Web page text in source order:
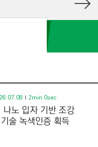
2min 0sec
나노 입자 기반 조강
술 녹색인증 획득